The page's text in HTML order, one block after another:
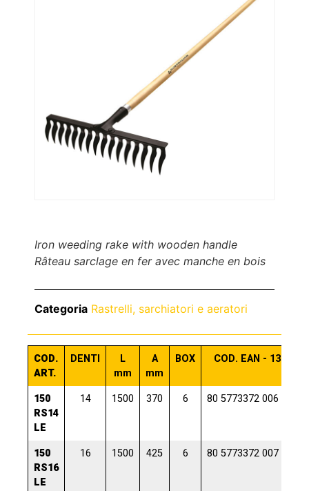
Iron weeding rake with wooden handle
Râteau sarclage en fer avec manche en bois
Categoria Rastrelli, sarchiatori e aeratori
COD.
ART.
DENTI
L
mm
A
mm
BOX COD. EAN - 13
150
RS14
LE
14 1500 370 6 80 5773372 006 6
150
RS16
LE
16 1500 425 6 80 5773372 007 3